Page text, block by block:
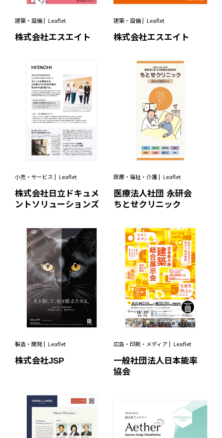
建築・設備 Leaflet
株式会社エスエイト
建築・設備 Leaflet
株式会社エスエイト
小売・サービス Leaflet
株式会社日立ドキュメ
ントソリューションズ
医療・福祉・介護 Leaflet
医療法人社団 永研会
ちとせクリニック
製造・開発 Leaflet
株式会社JSP
広告・印刷・メディア Leaflet
一般社団法人日本能率
協会